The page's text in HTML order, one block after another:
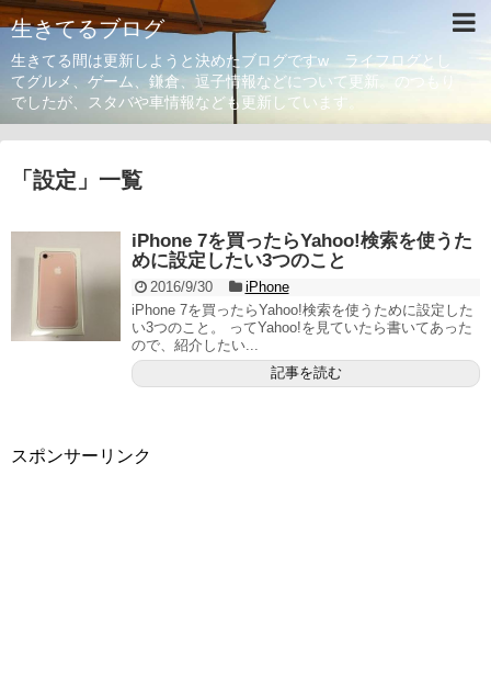
生きてるブログ
生きてる間は更新しようと決めたブログですw ライフログとし
てグルメ、ゲーム、鎌倉、逗子情報などについて更新。のつもり
でしたが、スタバや車情報なども更新しています。
「 設定 」 一覧
iPhone 7を買ったらYahoo!検索を使うた
めに設定したい3つのこと
2016/9/30
iPhone
iPhone 7を買ったらYahoo!検索を使うために設定した
い3つのこと。 ってYahoo!を見ていたら書いてあった
ので、紹介したい...
記事を読む
スポンサーリンク